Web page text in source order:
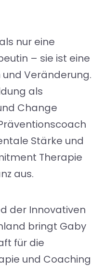
nur eine
– sie ist eine
Veränderung.
als
Change
Stärke und
Therapie
aus.
der Innovativen
bringt Gaby
für die
und Coaching